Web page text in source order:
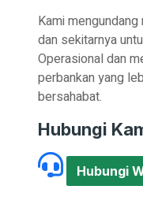
Kami
dan sekitarnya
Operasional dan
perbankan yang
bersahabat.
Hubungi
Hubungi